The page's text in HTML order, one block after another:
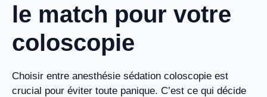
le match pour votre
coloscopie
Choisir entre anesthésie sédation coloscopie est
crucial pour éviter toute panique. C’est ce qui décide